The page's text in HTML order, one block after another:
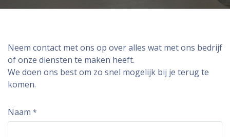
Neem contact met ons op over alles wat met ons bedrijf
of onze diensten te maken heeft.
We doen ons best om zo snel mogelijk bij je terug te
komen.
Naam *